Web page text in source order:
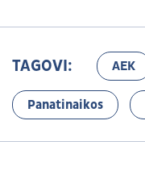
TAGOVI: AEK
Panatinaikos